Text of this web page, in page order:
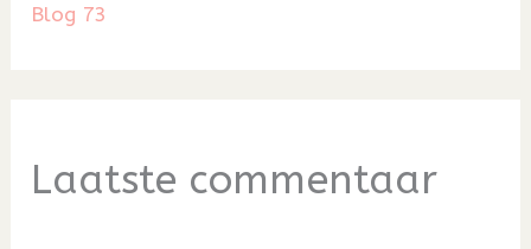
Blog 73
Laatste commentaar